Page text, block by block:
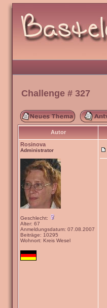
Challenge # 327
Autor
Rosinova
Administrator
Geschlecht:
Alter: 67
Anmeldungsdatum: 07.08.2007
Beiträge: 10295
Wohnort: Kreis Wesel